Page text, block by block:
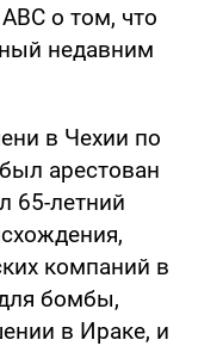
о том, что
недавним
в Чехии по
арестован
65-летний
компаний в
бомбы,
в Ираке, и